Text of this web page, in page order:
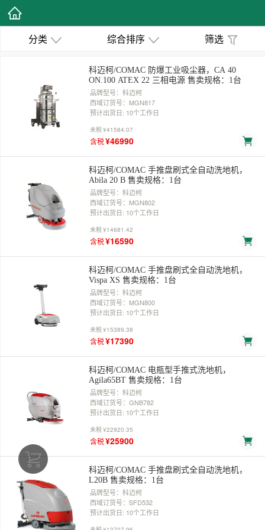
分类 综合排序 筛选
科迈柯/COMAC 防爆工业吸尘器，CA 40
ON.100 ATEX 22 三相电源 售卖规格：1台
品牌型号：科迈柯
西域订货号：MGN817
预计出货日: 10个工作日
未税¥41584.07
含税¥46990
科迈柯/COMAC 手推盘刷式全自动洗地机，
Abila 20 B 售卖规格：1台
品牌型号：科迈柯
西域订货号：MGN802
预计出货日: 10个工作日
未税¥14681.42
含税¥16590
科迈柯/COMAC 手推盘刷式全自动洗地机，
Vispa XS 售卖规格：1台
品牌型号：科迈柯
西域订货号：MGN800
预计出货日: 10个工作日
未税¥15389.38
含税¥17390
科迈柯/COMAC 电瓶型手推式洗地机，
Agila65BT 售卖规格：1台
品牌型号：科迈柯
西域订货号：GNB782
预计出货日: 10个工作日
未税¥22920.35
含税¥25900
科迈柯/COMAC 手推盘刷式全自动洗地机，
L20B 售卖规格：1台
品牌型号：科迈柯
西域订货号：SFD532
预计出货日: 10个工作日